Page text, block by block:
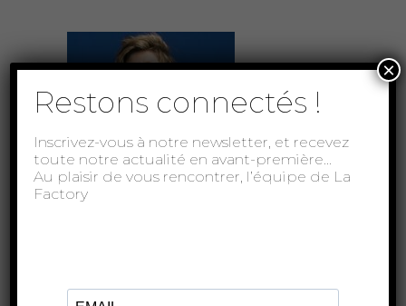
Restons connectés !
Inscrivez-vous à notre newsletter, et recevez
toute notre actualité en avant-première…
Au plaisir de vous rencontrer, l’équipe de La
Factory
×